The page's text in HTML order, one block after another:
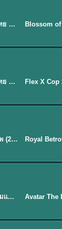
Our Sticky Love รักติดหนึบ (2026) พากย์ไทย ซับไทย EP.1-12
Our Sticky Love รักติดหนึบ (2026) พากย์ไทย ซับไทย EP.1-12 ★8
Zhan Zhao Adventures จั่นเจาตะลุยยุทธภพ (2026) พากย์ไทย ซับไทย EP.1-37 (จบ) ★9
Stuart Fails to Save the Universe สจ๊วตล่มแผนกู้จักรวาล (2026) พากย์ไทย ซับไทย EP.1-10 ★7.8